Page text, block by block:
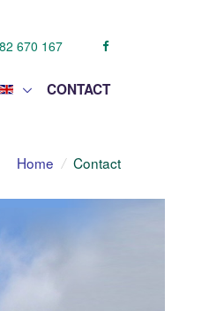
670 167
CONTACT
Home / Contact